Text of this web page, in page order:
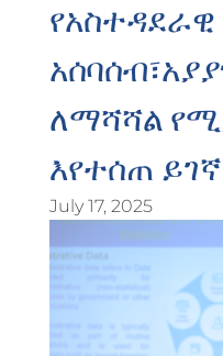
ለማሻሻል
እየተሰጠ
July 17, 2025